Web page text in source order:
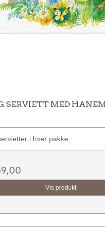
SERVIETT MED
i hver pakke.
Vis produkt